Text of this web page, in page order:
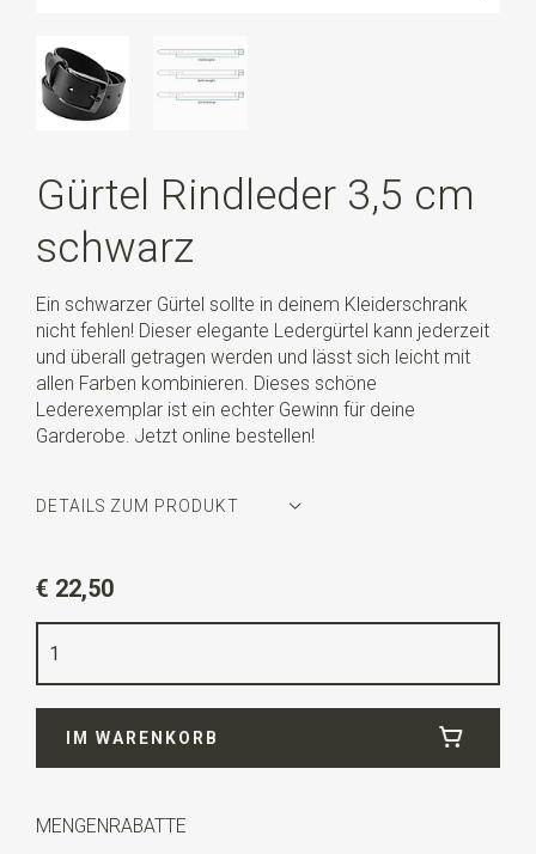
Gürtel Rindleder 3,5 cm
schwarz
Ein schwarzer Gürtel sollte in deinem Kleiderschrank
nicht fehlen! Dieser elegante Ledergürtel kann jederzeit
und überall getragen werden und lässt sich leicht mit
allen Farben kombinieren. Dieses schöne
Lederexemplar ist ein echter Gewinn für deine
Garderobe. Jetzt online bestellen!
DETAILS ZUM PRODUKT
Farbe
Qualität
Länge 115 cm
€ 22,50
IM WARENKORB
MENGENRABATTE